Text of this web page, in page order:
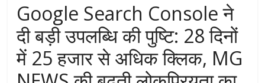
Google Search Console ने
दी बड़ी उपलब्धि की पुष्टि: 28 दिनों
में 25 हजार से अधिक क्लिक, MG